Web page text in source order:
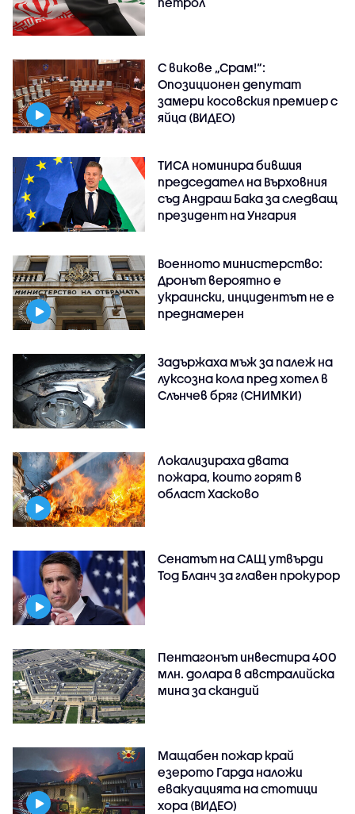
С викове „Срам!“:
Опозиционен депутат
замери косовския премиер с
яйца (ВИДЕО)
ТИСА номинира бившия
председател на Върховния
съд Андраш Бака за следващ
президент на Унгария
Военното министерство:
Дронът вероятно е
украински, инцидентът не е
преднамерен
Задържаха мъж за палеж на
луксозна кола пред хотел в
Слънчев бряг (СНИМКИ)
Локализираха двата
пожара, които горят в
област Хасково
Сенатът на САЩ утвърди
Тод Бланч за главен прокурор
Пентагонът инвестира 400
млн. долара в австралийска
мина за скандий
Мащабен пожар край
езерото Гарда наложи
евакуацията на стотици
хора (ВИДЕО)